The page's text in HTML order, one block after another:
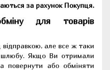
за рахунок Покупця.
для товарів
але все ж таки
шлюбу. Якщо Ви отримали
повернути або обміняти